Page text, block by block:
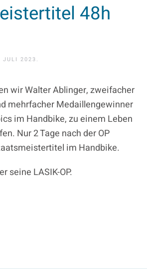
48h
JULI 2023.
wir Walter Ablinger, zweifacher
mehrfacher Medaillengewinner
im Handbike, zu einem Leben
Nur 2 Tage nach der OP
im Handbike.
seine LASIK-OP.